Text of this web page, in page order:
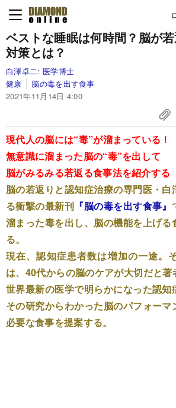
ベストな睡眠は何時間？ 脳が
対策とは？
白澤卓二: 医学博士
健康
脳の毒を出す食事
2021年11月14日 4:00
現代人の脳には“毒”が溜まっている！
無意識に溜まった脳の“毒”を出して
脳がみるみる若返る食事法を紹介する
脳の若返りと認知症治療の専門医・
る衝撃の最新刊 『脳の毒を出す食事』
溜まった毒を出し、脳の機能を上げ
る。
現在、認知症患者数は増加の一途。
は、40代からの脳のケアが大切だと
世界最新の医学で明らかになった認知
その研究からわかった脳のパフォーマ
必要な食事を提案する。